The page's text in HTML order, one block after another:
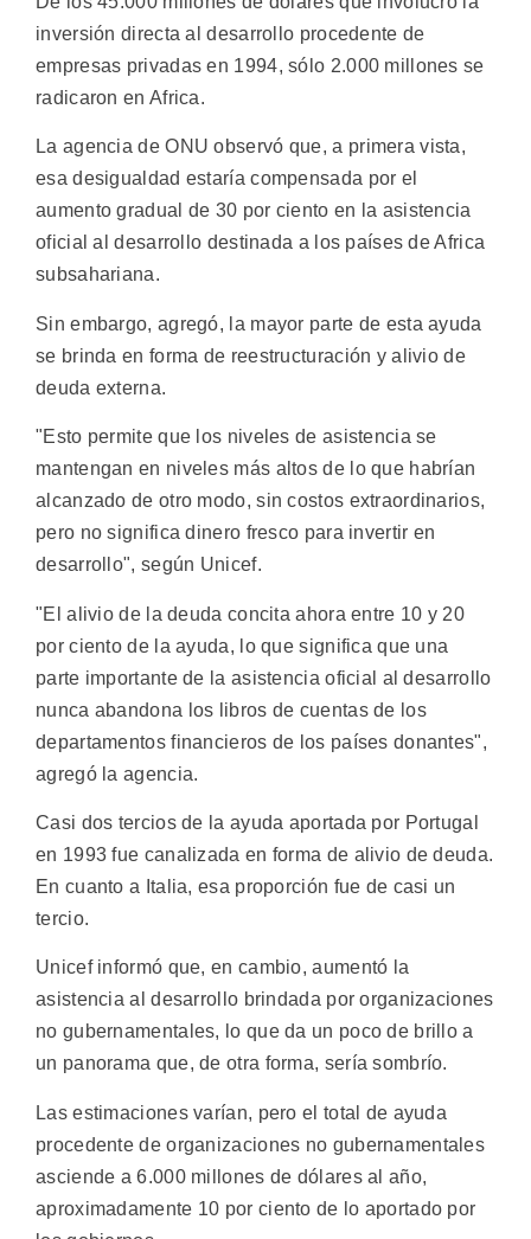
inversión directa al desarrollo procedente de
empresas privadas en 1994, sólo 2.000 millones se
radicaron en Africa.
La agencia de ONU observó que, a primera vista,
esa desigualdad estaría compensada por el
aumento gradual de 30 por ciento en la asistencia
oficial al desarrollo destinada a los países de Africa
subsahariana.
Sin embargo, agregó, la mayor parte de esta ayuda
se brinda en forma de reestructuración y alivio de
deuda externa.
"Esto permite que los niveles de asistencia se
mantengan en niveles más altos de lo que habrían
alcanzado de otro modo, sin costos extraordinarios,
pero no significa dinero fresco para invertir en
desarrollo", según Unicef.
"El alivio de la deuda concita ahora entre 10 y 20
por ciento de la ayuda, lo que significa que una
parte importante de la asistencia oficial al desarrollo
nunca abandona los libros de cuentas de los
departamentos financieros de los países donantes",
agregó la agencia.
Casi dos tercios de la ayuda aportada por Portugal
en 1993 fue canalizada en forma de alivio de deuda.
En cuanto a Italia, esa proporción fue de casi un
tercio.
Unicef informó que, en cambio, aumentó la
asistencia al desarrollo brindada por organizaciones
no gubernamentales, lo que da un poco de brillo a
un panorama que, de otra forma, sería sombrío.
Las estimaciones varían, pero el total de ayuda
procedente de organizaciones no gubernamentales
asciende a 6.000 millones de dólares al año,
aproximadamente 10 por ciento de lo aportado por